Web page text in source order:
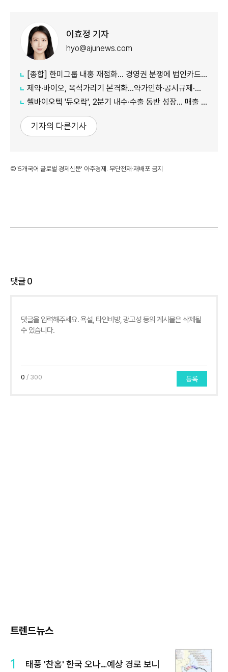
이효정 기자
hyo@ajunews.com
[종합] 한미그룹 내홍 재점화… 경영권 분쟁에 법인카드 의혹까지 '악재 지속'
제약·바이오, 옥석가리기 본격화…약가인하·공시규제·투자위축까지 '삼중고'
쎌바이오텍 '듀오락', 2분기 내수·수출 동반 성장… 매출 158억원
기자의 다른기사
©'5개국어 글로벌 경제신문' 아주경제. 무단전재·재배포 금지
댓글0
0 / 300 등록
트렌드뉴스
1 태풍 '찬홈' 한국 오나…예상 경로 보니